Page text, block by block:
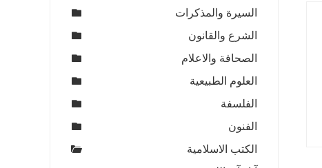
السيرة والمذكرات
الشرع والقانون
الصحافة والاعلام
العلوم الطبيعية
الفلسفة
الفنون
الكتب الاسلامية